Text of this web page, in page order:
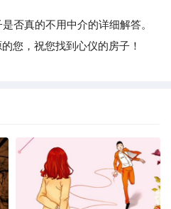
否真的不用中介的详细解答。
您，祝您找到心仪的房子！